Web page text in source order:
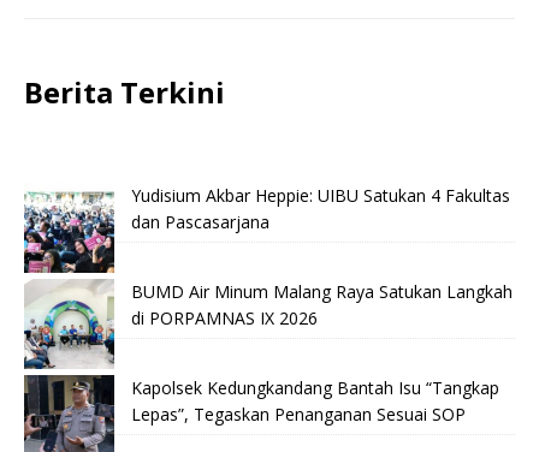
Berita Terkini
Yudisium Akbar Heppie: UIBU Satukan 4 Fakultas
dan Pascasarjana
BUMD Air Minum Malang Raya Satukan Langkah
di PORPAMNAS IX 2026
Kapolsek Kedungkandang Bantah Isu “Tangkap
Lepas”, Tegaskan Penanganan Sesuai SOP